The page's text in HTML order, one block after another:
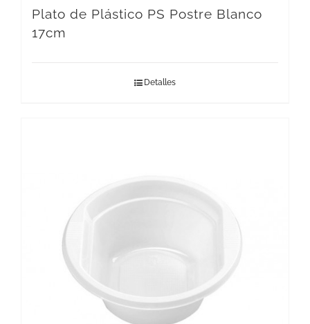
Plato de Plástico PS Postre Blanco
17cm
Detalles